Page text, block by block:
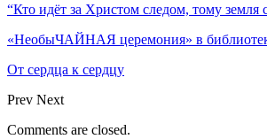
“Кто идёт за Христом следом, тому земля
«НеобыЧАЙНАЯ церемония» в
От сердца к сердцу
Prev Next
Comments are closed.